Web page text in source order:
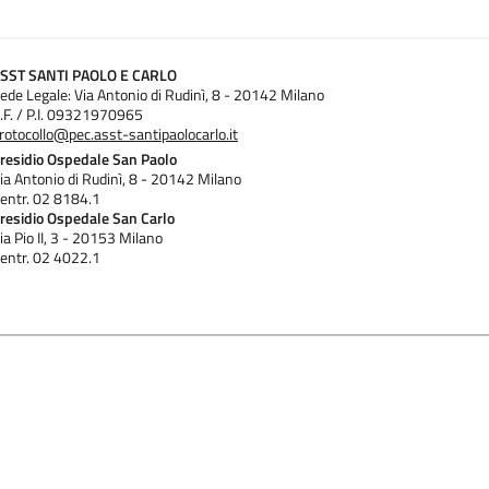
(Sentenza Corte Costituzionale 151,2009) derivati
a quelli trasferiti (in questo modo si scongiura un alto
trasferire in utero);
per il transfer embrionario per qualunque motivo
(HOSS);
procedere ad un ulteriore tentativo di impianto ove il primo
Per la crioconservazione e lo stoccaggio degli embrioni per il
SANTI PAOLO E CARLO
Legale: Via Antonio di Rudinì, 8 - 20142 Milano
/ P.I. 09321970965
santipaolocarlo.it
Ospedale San Paolo
Antonio di Rudinì, 8 - 20142 Milano
02 8184.1
Ospedale San Carlo
Pio II, 3 - 20153 Milano
02 4022.1